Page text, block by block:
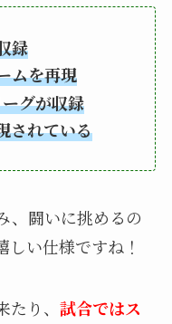
録
ムを再現
グが収録
されている
、闘いに挑めるの
い仕様ですね！
たり、 試合ではス